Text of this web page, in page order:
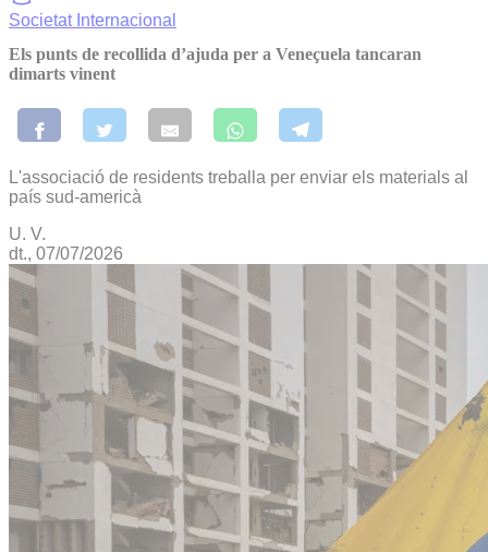
Societat Internacional
Els punts de recollida d’ajuda per a Veneçuela tancaran
dimarts vinent
L'associació de residents treballa per enviar els materials al
país sud-americà
U. V.
dt., 07/07/2026